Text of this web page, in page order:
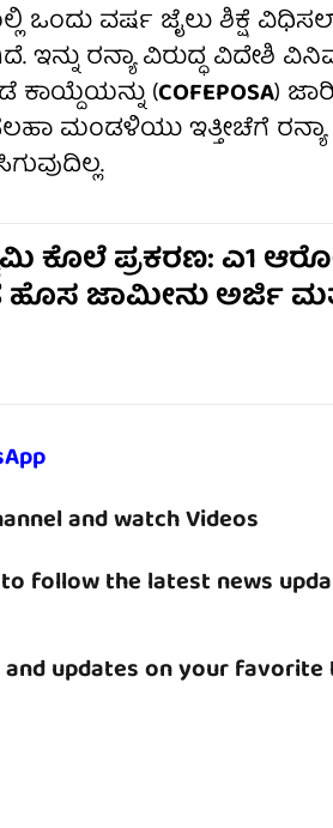
ವರ್ಷ ಜೈಲು ಶಿಕ್ಷೆ
ಇನ್ನು ರನ್ಯಾ ವಿರುದ್ಧ ವಿದೇಶಿ
ಕಾಯ್ದೆಯನ್ನು (COFEPOSA) ಜಾರಿ
ಮಂಡಳಿಯು ಇತ್ತೀಚೆಗೆ
ಕೊಲೆ ಪ್ರಕರಣ: ಎ1
ಜಾಮೀನು ಅರ್ಜಿ
and watch Videos
to follow the latest news
updates on your